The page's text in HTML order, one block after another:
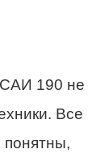
САИ 190 не
Все
понятны,